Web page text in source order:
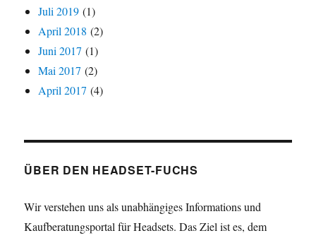
Juli 2019 (1)
April 2018 (2)
Juni 2017 (1)
Mai 2017 (2)
April 2017 (4)
ÜBER DEN HEADSET-FUCHS
Wir verstehen uns als unabhängiges Informations und
Kaufberatungsportal für Headsets. Das Ziel ist es, dem